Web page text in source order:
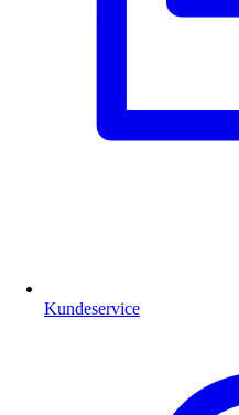
Kundeservice